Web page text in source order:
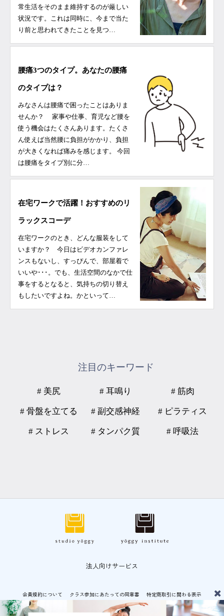
常生活をそのまま維持するのが厳しい
状況です。これは同時に、今まで当た
り前と思われてきたことを見つ…
腰痛3つのタイプ。あなたの腰痛
のタイプは？
みなさんは腰痛で困ったことはありま
せんか？ 家事や仕事、育児など腰を
使う機会はたくさんあります。たくさ
ん使えば当然腰に負担がかかり、負担
が大きくなれば痛みを感じます。 今回
は腰痛をタイプ別に分…
在宅ワークで活躍！おすすめのリ
ラックスコーデ
在宅ワークのとき、どんな服装をして
いますか？ 今日はビデオカンファレ
ンスもないし、すっぴんで、部屋着で
いいや･･･。でも、生活空間のなかで仕
事をするとなると、気持ちの切り替え
もしたいですよね。かといって…
注目のキーワード
# 美尻 # 耳鳴り # 筋肉
# 骨盤を立てる # 副交感神経 # ピラティス
# ストレス # タンパク質 # 呼吸法
法人向けサービス
会員規約について クラス参加にあたっての同意書
特定商取引に関わる表示
プライバシーポリシー